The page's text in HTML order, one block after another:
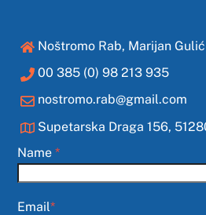
Noštromo Rab, Marijan Gulić
00 385 (0) 98 213 935
nostromo.rab@gmail.com
Supetarska Draga 156,
Name*
Email*